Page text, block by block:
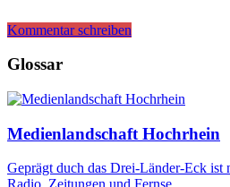
Kommentar schreiben
Glossar
Medienlandschaft Hochrhein
Geprägt duch das Drei-Länder-Eck ist